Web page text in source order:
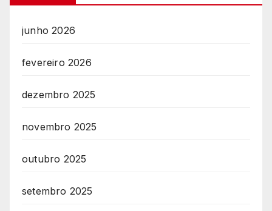
junho 2026
fevereiro 2026
dezembro 2025
novembro 2025
outubro 2025
setembro 2025